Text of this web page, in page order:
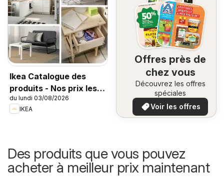
Ikea Catalogue des
produits - Nos prix les
plus bas
du lundi 03/08/2026
IKEA
Offres près de
chez vous
Découvrez les offres
spéciales
Voir les offres
Des produits que vous pouvez
acheter à meilleur prix maintenant